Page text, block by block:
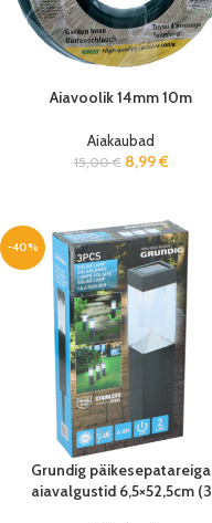
Aiavoolik 14mm 10m
Aiakaubad
15,00€ 8,99€
-40%
Grundig päikesepatareiga
aiavalgustid 6,5×52,5cm (3